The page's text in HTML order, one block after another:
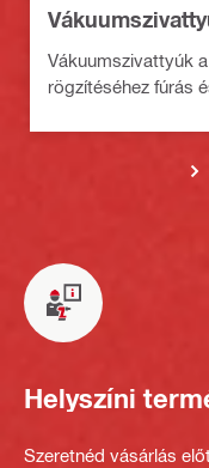
Vákuumszivattyúk
rögzítéséhez fúrás
Helyszíni
Szeretnéd vásárlás